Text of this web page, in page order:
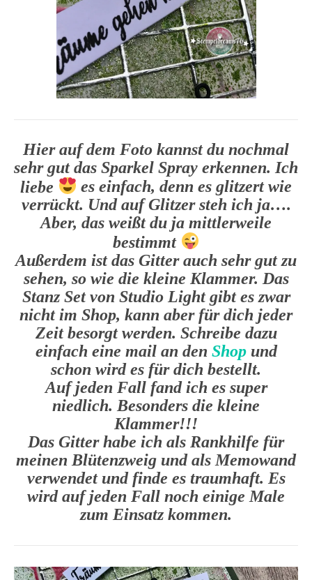
Hier auf dem Foto kannst du nochmal
sehr gut das Sparkel Spray erkennen. Ich
liebe
es einfach, denn es glitzert wie
verrückt. Und auf Glitzer steh ich ja….
Aber, das weißt du ja mittlerweile
bestimmt
Außerdem ist das Gitter auch sehr gut zu
sehen, so wie die kleine Klammer. Das
Stanz Set von Studio Light gibt es zwar
nicht im Shop, kann aber für dich jeder
Zeit besorgt werden. Schreibe dazu
einfach eine mail an den Shopund
schon wird es für dich bestellt.
Auf jeden Fall fand ich es super
niedlich. Besonders die kleine
Klammer!!!
Das Gitter habe ich als Rankhilfe für
meinen Blütenzweig und als Memowand
verwendet und finde es traumhaft. Es
wird auf jeden Fall noch einige Male
zum Einsatz kommen.